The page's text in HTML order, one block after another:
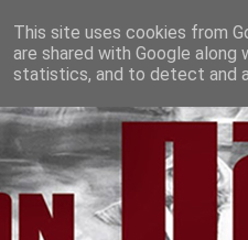
This site uses cookies from
are shared with Google
statistics, and to detect and